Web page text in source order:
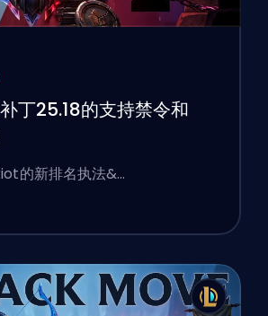
丁25.18的支持禁令和
的新排名执法&…